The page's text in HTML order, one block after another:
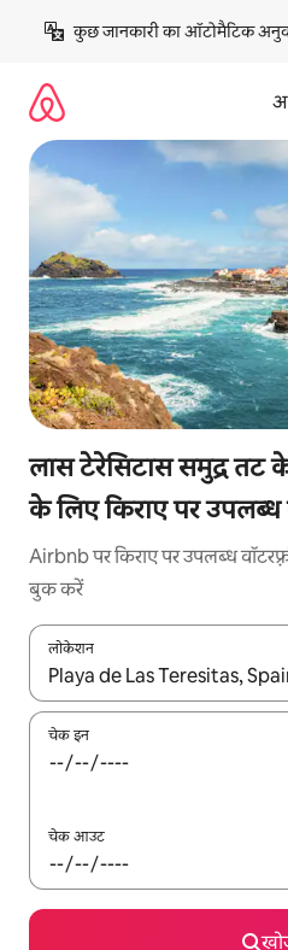
छोड़कर
कॉन्टेंट
कुछ जानकारी का ऑटोमैटिक
लास टेरेसिटास समुद्र तट
के लिए किराए पर उपलब्ध
Airbnb पर किराए पर उपलब्ध
बुक करें
लोकेशन
नतीजों के उपलब्ध होने पर, अप और
चेक इन
चेक आउट